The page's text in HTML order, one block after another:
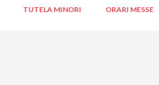
TUTELA MINORI ORARI MESSE